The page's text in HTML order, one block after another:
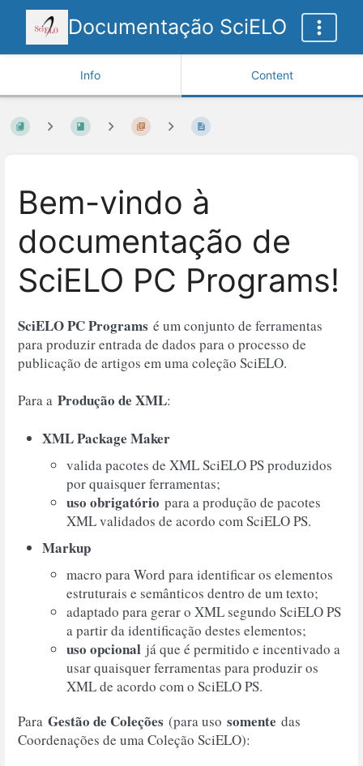
Documentação SciELO
Info Content
Bem-vindo à
documentação de
SciELO PC Programs!
SciELO PC Programs é um conjunto de ferramentas
para produzir entrada de dados para o processo de
publicação de artigos em uma coleção SciELO.
Para a Produção de XML:
XML Package Maker
valida pacotes de XML SciELO PS produzidos
por quaisquer ferramentas;
uso obrigatório para a produção de pacotes
XML validados de acordo com SciELO PS.
Markup
macro para Word para identificar os elementos
estruturais e semânticos dentro de um texto;
adaptado para gerar o XML segundo SciELO PS
a partir da identificação destes elementos;
uso opcional já que é permitido e incentivado a
usar quaisquer ferramentas para produzir os
XML de acordo com o SciELO PS.
Para Gestão de Coleções (para uso somente das
Coordenações de uma Coleção SciELO):